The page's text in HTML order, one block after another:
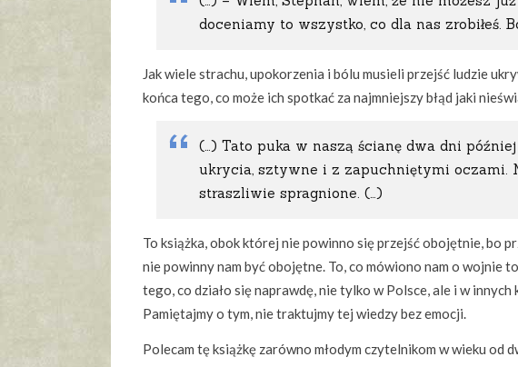
doceniamy to wszystko, co dla nas zrobiłeś.
Jak wiele strachu, upokorzenia i bólu musieli przejść ludzie
końca tego, co może ich spotkać za najmniejszy błąd jaki
(…) Tato puka w naszą ścianę dwa dni
ukrycia, sztywne i z zapuchniętymi oczami.
straszliwie spragnione. (…)
To książka, obok której nie powinno się przejść obojętnie, bo
nie powinny nam być obojętne. To, co mówiono nam o wojnie
tego, co działo się naprawdę, nie tylko w Polsce, ale i w innych
Pamiętajmy o tym, nie traktujmy tej wiedzy bez emocji.
Polecam tę książkę zarówno młodym czytelnikom w wieku od